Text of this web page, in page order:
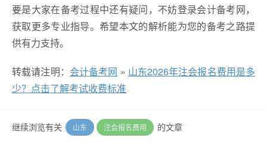
要是大家在备考过程中还有疑问，不妨登录会计备考网，
获取更多专业指导。希望本文的解析能为您的备考之路提
供有力支持。
转载请注明： 会计备考网 » 山东2026年注会报名费用是多
少？点击了解考试收费标准
继续浏览有关 山东 注会报名费用 的文章